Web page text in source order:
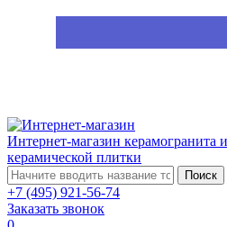
Интернет-магазин керамогранита
керамической плитки
Поиск
+7 (495) 921-56-74
Заказать звонок